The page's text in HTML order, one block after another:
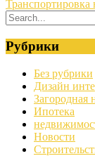
Транспортировка
Рубрики
Без рубрики
Дизайн
Загородная
Ипотека
Новости